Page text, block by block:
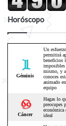
Horóscopo